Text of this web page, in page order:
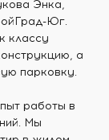
Энка,
Юг.
классу
а
парковку.
работы в
Мы